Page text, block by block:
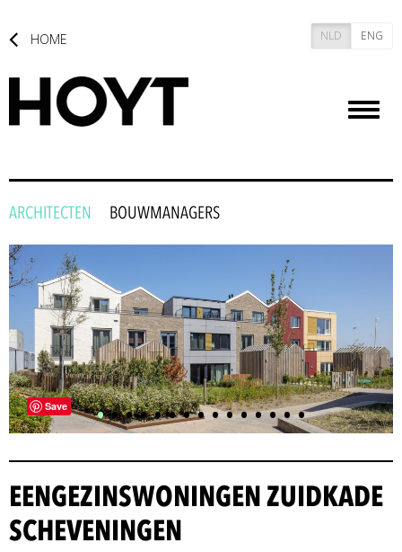
HOME NLD ENG
ARCHITECTEN BOUWMANAGERS
•••••••••••••••
Save
EENGEZINSWONINGEN ZUIDKADE
SCHEVENINGEN